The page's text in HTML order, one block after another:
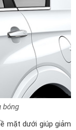
bóng
mặt dưới giúp giảm